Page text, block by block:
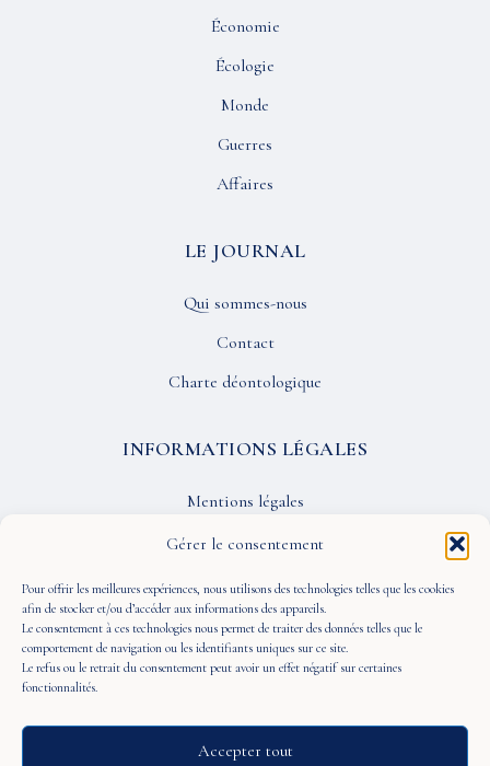
Gérer le consentement
Pour offrir les meilleures expériences, nous utilisons des technologies telles que les cookies
afin de stocker et/ou d’accéder aux informations des appareils.
Le consentement à ces technologies nous permet de traiter des données telles que le
comportement de navigation ou les identifiants uniques sur ce site.
Le refus ou le retrait du consentement peut avoir un effet négatif sur certaines
fonctionnalités.
Accepter tout
Économie
Écologie
Monde
Guerres
Affaires
LE JOURNAL
Qui sommes-nous
Contact
Charte déontologique
INFORMATIONS LÉGALES
Mentions légales
Confidentialité
CGU
SUIVEZ-NOUS